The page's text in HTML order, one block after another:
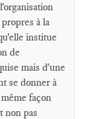
à la
institue
de
mais d'une
se donner à
façon
non pas